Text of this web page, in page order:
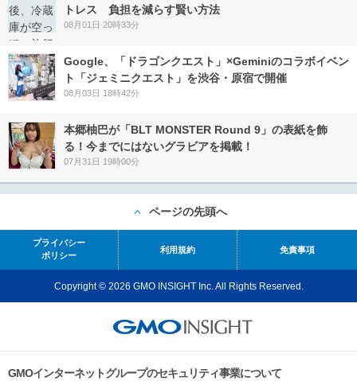
トレス 負担を減らす賢い方法
08月01日 20時33分
Google、「ドラゴンクエスト」×Geminiのコラボイベン
ト「ジェミニクエスト」を渋谷・原宿で開催
08月03日 18時42分
本郷柚巴が「BLT MONSTER Round 9」の表紙を飾
る！今までにはないグラビアを掲載！
07月31日 19時00分
ページの先頭へ
プライバシー
ポリシー
利用規約 免責事項
Copyright © 2026 GMO INSIGHT Inc. All Rights Reserved.
GMOインターネットグループのセキュリティ事業について